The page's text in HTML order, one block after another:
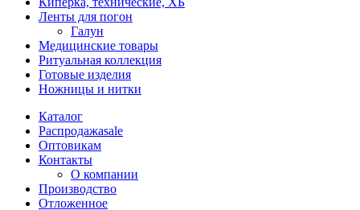
Ленты для погон
Галун
Медицинские товары
Ритуальная коллекция
Готовые изделия
Ножницы и нитки
Каталог
Распродажаsale
Оптовикам
Контакты
О компании
Производство
Отложенное